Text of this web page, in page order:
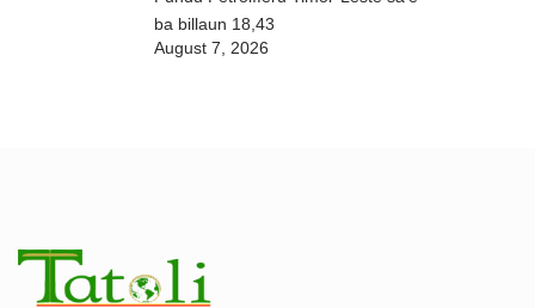
ba billaun 18,43
August 7, 2026